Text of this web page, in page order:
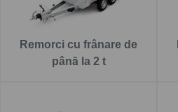
Remorci cu frânare de
până la 2 t